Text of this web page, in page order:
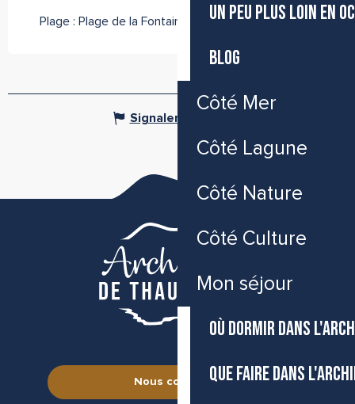
UN PEU PLUS LOIN EN
BLOG
Côté Mer
Côté Lagune
Côté Nature
Côté Culture
Mon séjour
OÙ DORMIR DANS
QUE FAIRE DANS
Plage : Plage de la Fontaine - Sète
Signaler une erreur
Nous contacter